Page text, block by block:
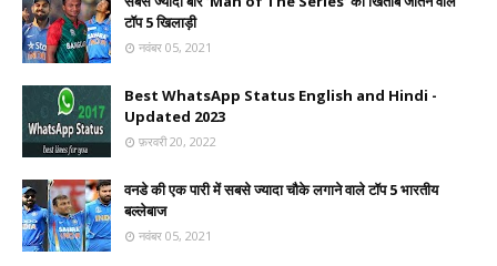
टॉप 5 खिलाड़ी
नवंबर 05, 2021
Best WhatsApp Status English and Hindi -
Updated 2023
फ़रवरी 20, 2022
वनडे की एक पारी में सबसे ज्यादा चौके लगाने वाले टॉप 5 भारतीय
बल्लेबाज
नवंबर 05, 2021